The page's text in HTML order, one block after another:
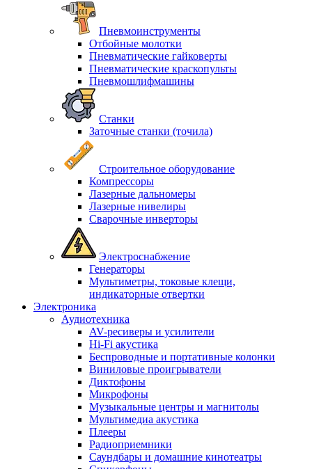
Пневмоинструменты
Отбойные молотки
Пневматические гайковерты
Пневматические краскопульты
Пневмошлифмашины
Станки
Заточные станки (точила)
Строительное оборудование
Компрессоры
Лазерные дальномеры
Лазерные нивелиры
Сварочные инверторы
Электроснабжение
Генераторы
Мультиметры, токовые клещи,
индикаторные отвертки
Электроника
Аудиотехника
AV-ресиверы и усилители
Hi-Fi акустика
Беспроводные и портативные колонки
Виниловые проигрыватели
Диктофоны
Микрофоны
Музыкальные центры и магнитолы
Мультимедиа акустика
Плееры
Радиоприемники
Саундбары и домашние кинотеатры